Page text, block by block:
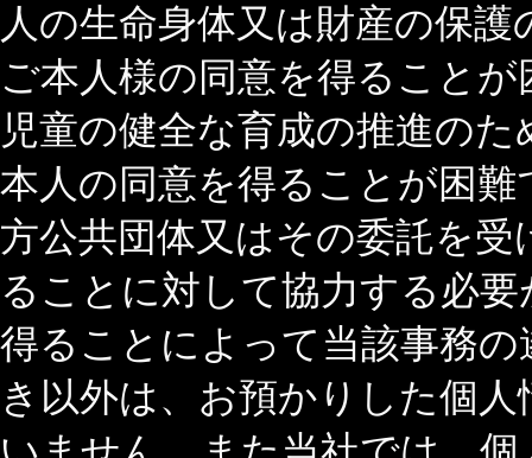
人の生命身体又は財産の保
ご本人様の同意を得ること
児童の健全な育成の推進の
本人の同意を得ることが困
方公共団体又はその委託を
ることに対して協力する必
得ることによって当該事務
き以外は、お預かりした個